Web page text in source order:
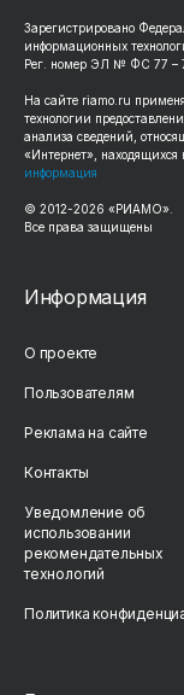
Зарегистрировано
информационных
Рег. номер ЭЛ № ФС 77 –
На сайте riamo.ru
технологии
анализа сведений,
«Интернет»,
информация
© 2012-2026 «РИАМО».
Все права защищены
Информация
О проекте
Пользователям
Реклама на сайте
Контакты
Уведомление об
использовании
рекомендательных
технологий
Политика